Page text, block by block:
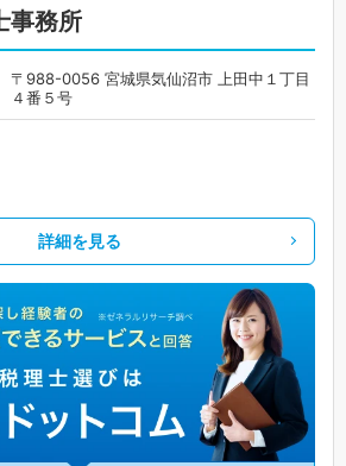
事務所
〒988-0056 宮城県気仙沼市 上田中１丁目
４番５号
詳細を見る